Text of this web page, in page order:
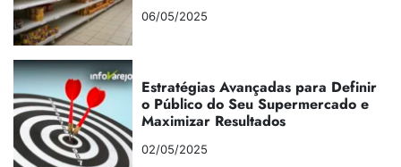
06/05/2025
Estratégias Avançadas para Definir
o Público do Seu Supermercado e
Maximizar Resultados
02/05/2025